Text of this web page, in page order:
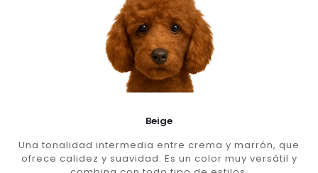
Beige
Una tonalidad intermedia entre crema y marrón, que
ofrece calidez y suavidad. Es un color muy versátil y